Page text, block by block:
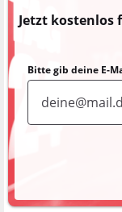
Jetzt kostenlos
Bitte gib deine E-